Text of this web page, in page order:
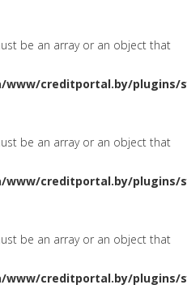
be an array or an object that
creditportal.by/plugins/
be an array or an object that
creditportal.by/plugins/
be an array or an object that
creditportal.by/plugins/